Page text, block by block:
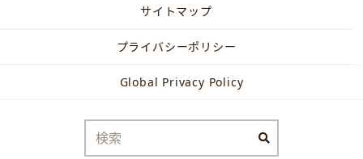
サイトマップ
プライバシーポリシー
Global Privacy Policy